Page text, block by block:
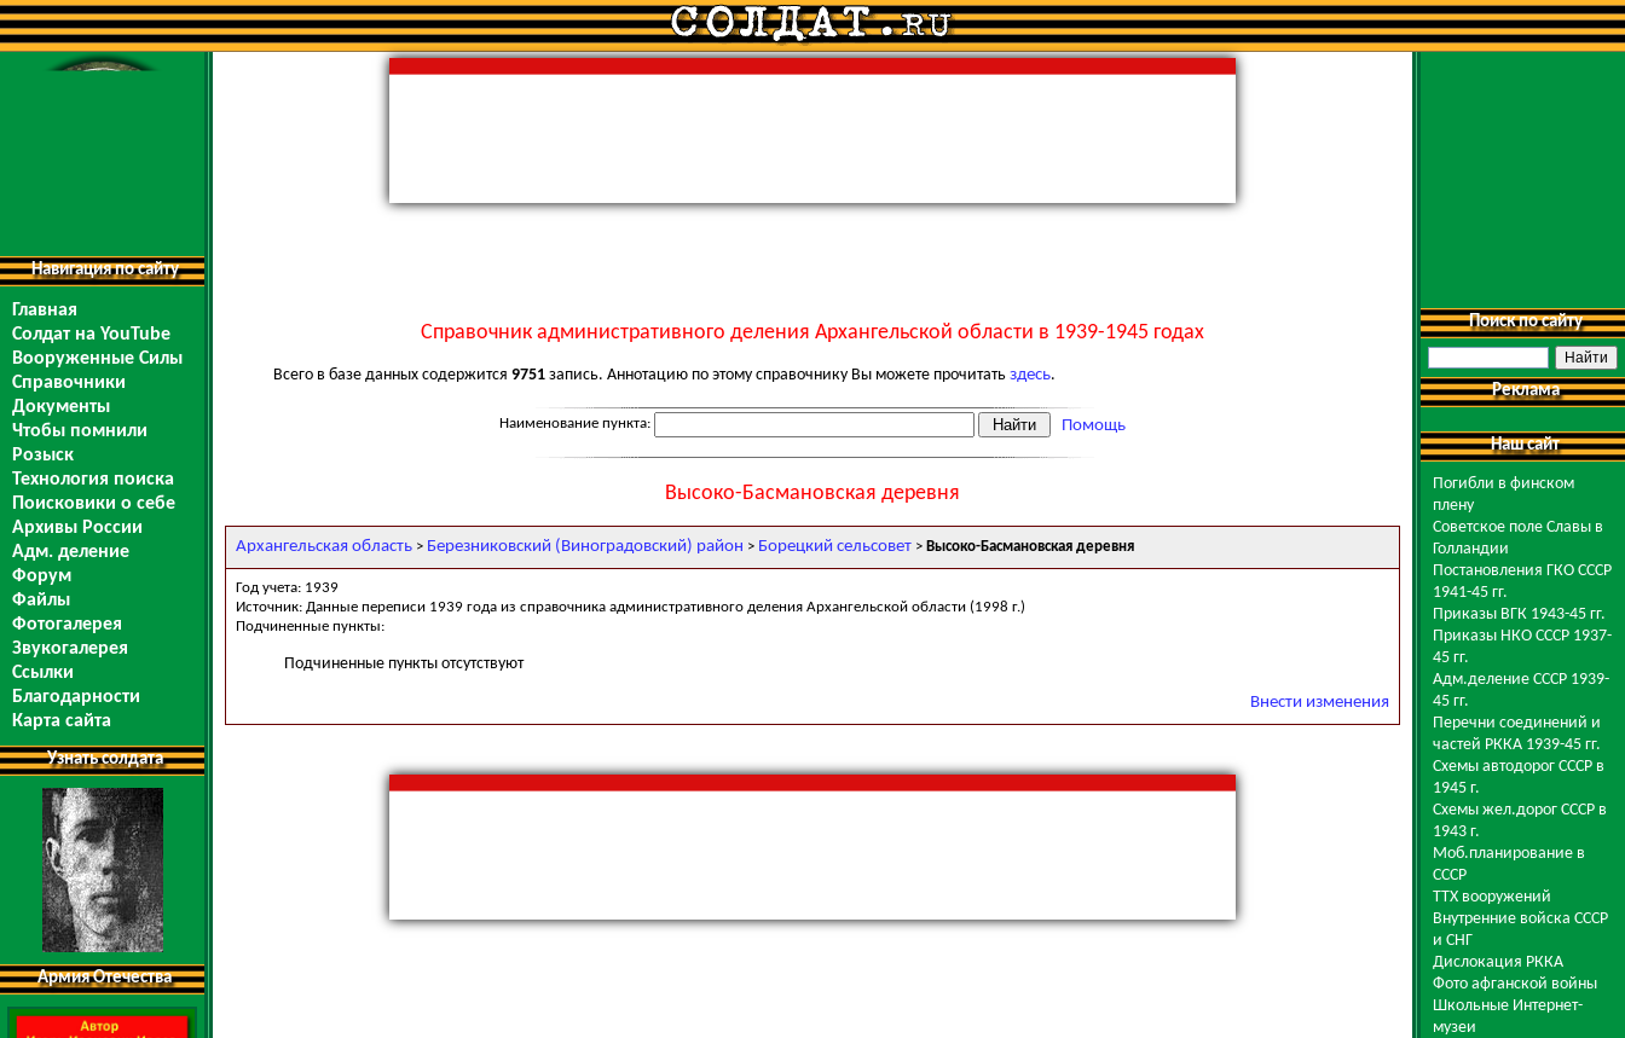
Навигация по сайту
Главная
Солдат на YouTube
Вооруженные Силы
Справочники
Документы
Чтобы помнили
Розыск
Технология поиска
Поисковики о себе
Архивы России
Адм. деление
Форум
Файлы
Фотогалерея
Звукогалерея
Ссылки
Благодарности
Карта сайта
Узнать солдата
Армия Отечества
Справочник административного деления Архангельской области в 1939-1945 годах
Всего в базе данных содержится 9751 запись. Аннотацию по этому справочнику Вы можете прочитать здесь.
Наименование пункта: Помощь
Высоко-Басмановская деревня
Архангельская область > Березниковский (Виноградовский) район > Борецкий сельсовет > Высоко-Басмановская деревня
Год учета: 1939
Источник: Данные переписи 1939 года из справочника административного деления Архангельской области (1998 г.)
Подчиненные пункты:
Подчиненные пункты отсутствуют
Внести изменения
Поиск по сайту
Реклама
Наш сайт
Погибли в финском
плену
Советское поле Славы в
Голландии
Постановления ГКО СССР
1941-45 гг.
Приказы ВГК 1943-45 гг.
Приказы НКО СССР 1937-
45 гг.
Адм.деление СССР 1939-
45 гг.
Перечни соединений и
частей РККА 1939-45 гг.
Схемы автодорог СССР в
1945 г.
Схемы жел.дорог СССР в
1943 г.
Моб.планирование в
СССР
ТТХ вооружений
Внутренние войска СССР
и СНГ
Дислокация РККА
Фото афганской войны
Школьные Интернет-
музеи